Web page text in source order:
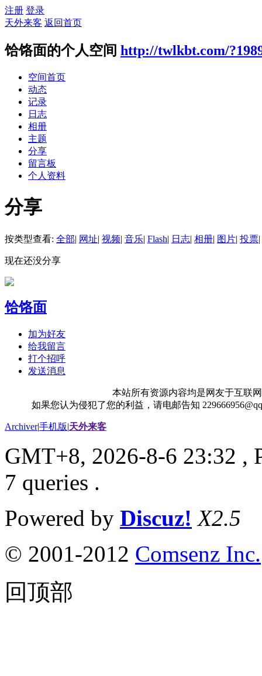
注册 登录
天外来客 返回首页
饸饹面的个人空间 http://twlkbt.com/
空间首页
动态
记录
日志
相册
主题
分享
留言板
个人资料
分享
按类型查看: 全部| 网址| 视频| 音乐| Flash| 日志| 相册| 图片| 投票|
现在还没分享
饸饹面
加为好友
给我留言
打个招呼
发送消息
本站所有资源内容均是网友于互联
如果您认为侵犯了您的利益，请电邮告知
Archiver|手机版|天外来客
GMT+8, 2026-8-6 23:32 ,
7 queries .
Powered by Discuz! X2.5
© 2001-2012 Comsenz Inc.
回顶部